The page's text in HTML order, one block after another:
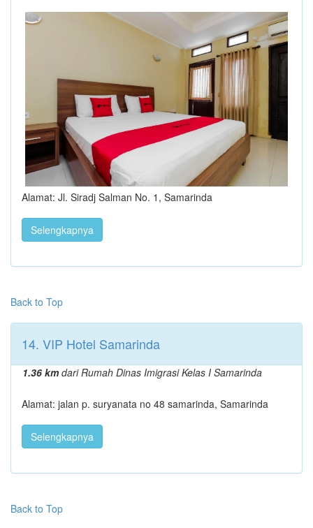
Alamat: Jl. Siradj Salman No. 1, Samarinda
Selengkapnya
Back to Top
14. VIP Hotel Samarinda
1.36 kmdari Rumah Dinas Imigrasi Kelas I Samarinda
Alamat: jalan p. suryanata no 48 samarinda, Samarinda
Selengkapnya
Back to Top